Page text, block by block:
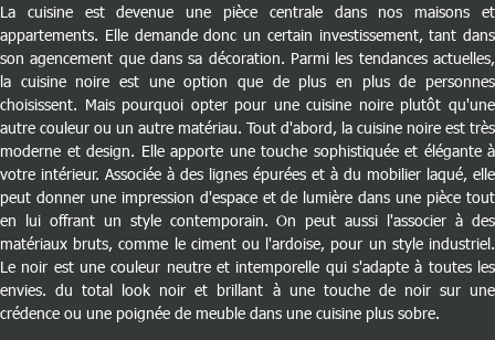
La cuisine est devenue une pièce centrale dans nos maisons et
appartements. Elle demande donc un certain investissement, tant dans
son agencement que dans sa décoration. Parmi les tendances actuelles,
la cuisine noire est une option que de plus en plus de personnes
choisissent. Mais pourquoi opter pour une cuisine noire plutôt qu'une
autre couleur ou un autre matériau. Tout d'abord, la cuisine noire est très
moderne et design. Elle apporte une touche sophistiquée et élégante à
votre intérieur. Associée à des lignes épurées et à du mobilier laqué, elle
peut donner une impression d'espace et de lumière dans une pièce tout
en lui offrant un style contemporain. On peut aussi l'associer à des
matériaux bruts, comme le ciment ou l'ardoise, pour un style industriel.
Le noir est une couleur neutre et intemporelle qui s'adapte à toutes les
envies. du total look noir et brillant à une touche de noir sur une
crédence ou une poignée de meuble dans une cuisine plus sobre.